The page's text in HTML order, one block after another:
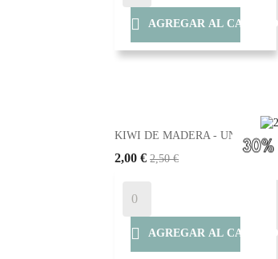
 AGREGAR AL CARRITO
KIWI DE MADERA - UNIDAD
2,00 € 2,50 €
 AGREGAR AL CARRITO